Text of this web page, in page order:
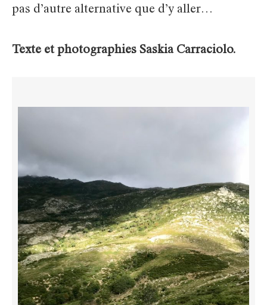
pas d’autre alternative que d’y aller…
Texte et photographies Saskia Carraciolo.